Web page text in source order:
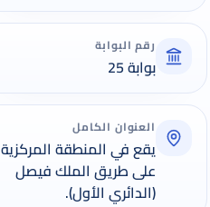
رقم البوابة
بوابة 25
العنوان الكامل
يقع في المنطقة المركزية
على طريق الملك فيصل
(الدائري الأول).